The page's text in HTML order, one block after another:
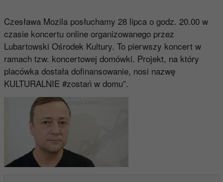
Czesława Mozila posłuchamy 28 lipca o godz. 20.00 w
czasie koncertu online organizowanego przez
Lubartowski Ośrodek Kultury. To pierwszy koncert w
ramach tzw. koncertowej domówki. Projekt, na który
placówka dostała dofinansowanie, nosi nazwę
KULTURALNIE #zostań w domu”.